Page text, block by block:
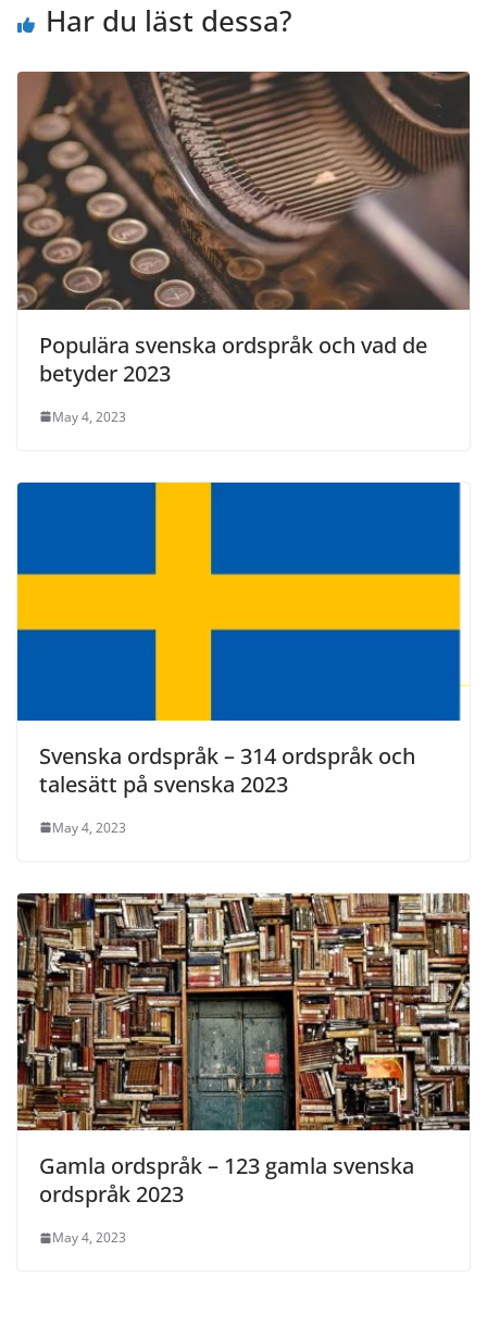
Har du läst dessa?
Populära svenska ordspråk och vad de
betyder 2023
May 4, 2023
Svenska ordspråk – 314 ordspråk och
talesätt på svenska 2023
May 4, 2023
Gamla ordspråk – 123 gamla svenska
ordspråk 2023
May 4, 2023